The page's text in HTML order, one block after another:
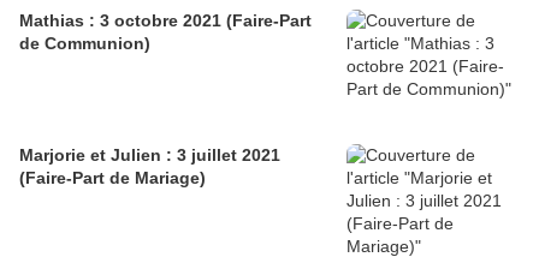
Mathias : 3 octobre 2021 (Faire-Part
de Communion)
Marjorie et Julien : 3 juillet 2021
(Faire-Part de Mariage)